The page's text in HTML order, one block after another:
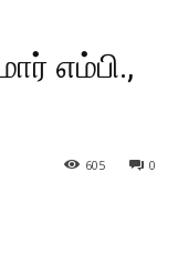
எம்பி.,
0
605